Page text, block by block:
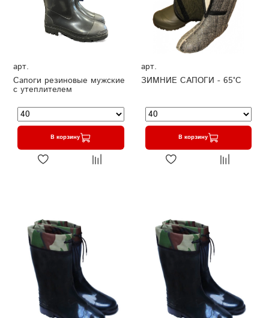
арт.
Сапоги резиновые мужские
с утеплителем
В корзину
арт.
ЗИМНИЕ САПОГИ - 65°C
В корзину